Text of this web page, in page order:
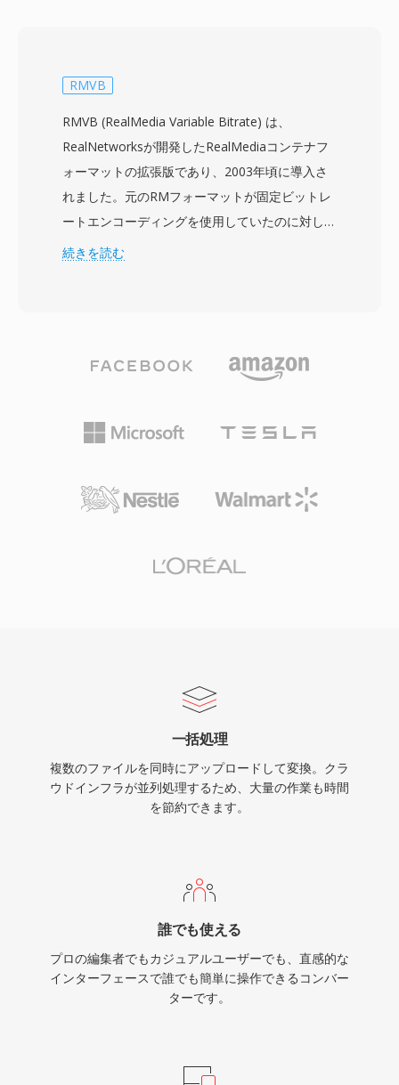
ロプライエタリコンテナに格納します。FLVの主
Flash Playerプラグインを通じて、異なるオペレ
ーティングシステムやブラウザ間で一貫した動画
再生を提供し、当時Web動画を悩ませていたフ
ラグメンテーションの問題を解決したことでし
た。FLVファイルはコンパクトなヘッダーに続い
てタグ付きデータパケットで構成され、高速シー
ナビゲーションやタイムドイベントなどのインタ
ラクティブ機能を実現しました。FLVはオンライ
アへと変革し、インターネット上のエンターテイ
根本的に変えました。HTML5ビデオと最新のコ
ーデックがFlashベースの配信に取って代わりま
シーシステムに残っています。
RMVB
RMVB (RealMedia Variable Bitrate) は、
RealNetworksが開発したRealMediaコンテナフ
ォーマットの拡張版であり、2003年頃に導入さ
れました。元のRMフォーマットが固定ビットレ
ートエンコーディングを使用していたのに対し、
RMVBは可変ビットレート圧縮を採用しており、
チにより、同等の平均ファイルサイズでも固定ビ
実現します。RMVBは2000年代半ばに東アジア
および東南アジア市場で特に人気を博し、帯域幅
る地域で、長編映画やテレビコンテンツの配信に
コーデックを使用しており、これらは圧縮アプロ
テナはRealMediaのストリーミング対応アーキテ
ディングによる品質向上を実現しています。
RMVBはH.264搭載のMP4やその他の最新フォー
マットにほとんどの用途で取って代わられました
が、アジア市場ではユーザーベースが残ってお
続きを読む
一括処理
複数のファイルを同時にアップロードして変換。クラ
ウドインフラが並列処理するため、大量の作業も時間
を節約できます。
誰でも使える
プロの編集者でもカジュアルユーザーでも、直感的な
インターフェースで誰でも簡単に操作できるコンバー
ターです。